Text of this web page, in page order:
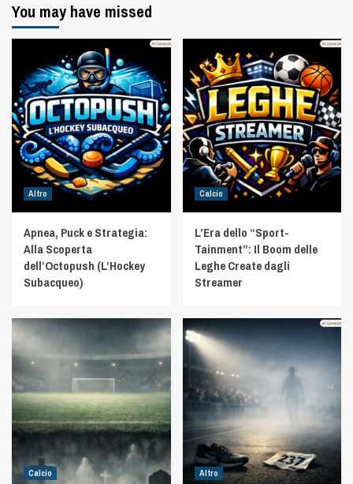
You may have missed
Altro
Apnea, Puck e Strategia:
Alla Scoperta
dell’Octopush (L’Hockey
Subacqueo)
Calcio
L’Era dello “Sport-
Tainment”: Il Boom delle
Leghe Create dagli
Streamer
Calcio Altro